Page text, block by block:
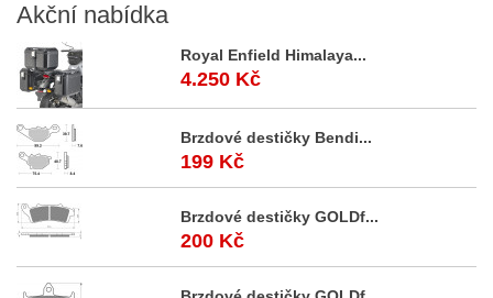
Akční nabídka
Royal Enfield Himalaya...
4.250 Kč
Brzdové destičky Bendi...
199 Kč
Brzdové destičky GOLDf...
200 Kč